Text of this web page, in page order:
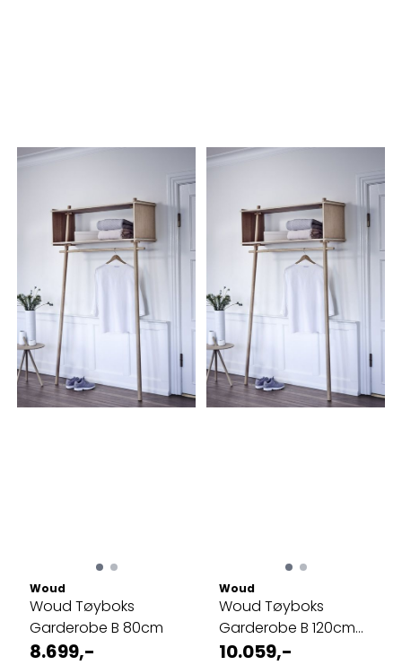
Woud
Woud Tøyboks
Garderobe B 80cm
8.699,-
Woud
Woud Tøyboks
Garderobe B 120cm
hvitpigmentert eik
10.059,-